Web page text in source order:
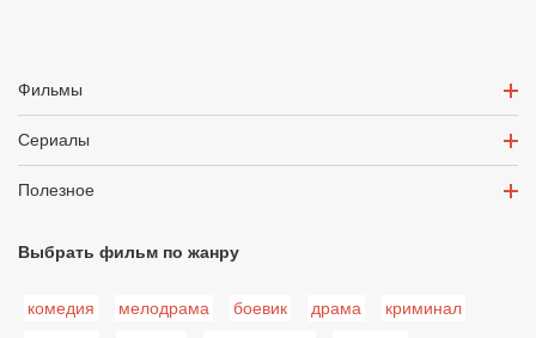
Фильмы
Сериалы
Полезное
Выбрать фильм по жанру
комедия мелодрама боевик драма
криминал